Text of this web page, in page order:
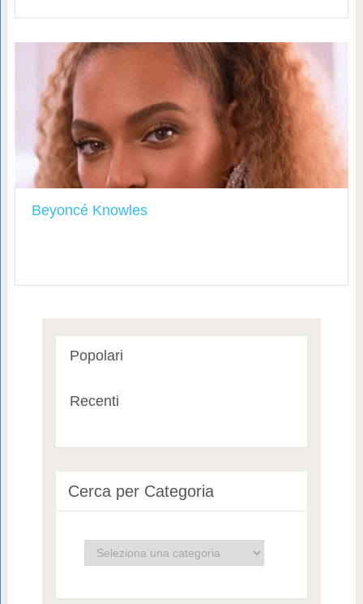
Beyoncé Knowles
Popolari
Recenti
Cerca per Categoria
Cerca
per